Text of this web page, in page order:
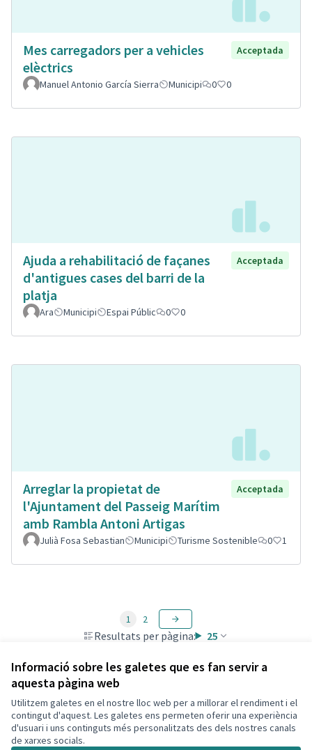
Informació sobre les galetes que es fan servir a
aquesta pàgina web
Utilitzem galetes en el nostre lloc web per a millorar el rendiment i el
contingut d'aquest. Les galetes ens permeten oferir una experiència
d'usuari i uns continguts més personalitzats des dels nostres canals
de xarxes socials.
Mes carregadors per a vehicles
elèctrics
Acceptada
Manuel Antonio García Sierra Municipi 0 0
Ajuda a rehabilitació de façanes
d'antigues cases del barri de la
platja
Acceptada
Ara Municipi Espai Públic 0 0
Arreglar la propietat de
l'Ajuntament del Passeig Marítim
amb Rambla Antoni Artigas
Acceptada
Julià Fosa Sebastian Municipi Turisme Sostenible 0 1
Resultats per pàgina: 25
1 2
Termes i condicions d'ús
Configuració de les galetes
Decidim Calafell a X
Decidim Calafell a Facebook
Decidim Calafell a YouTube
Decidim Calafell a GitHub